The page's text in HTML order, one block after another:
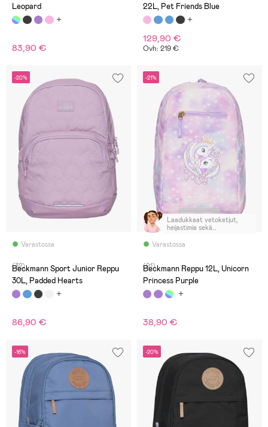
Leopard
83,90 €
22L, Pet Friends Blue
129,90 €
Ovh: 219 €
-20%
Varastossa
(32)
Beckmann Sport Junior Reppu
30L, Padded Hearts
86,90 €
-21%
Varastossa
Laadukkaat vetoketjut,
heijastimia sekä
tukivyöt rinnan ja vyötärön
(91)
Beckmann Reppu 12L, Unicorn
Princess Purple
38,90 €
-16% -20%